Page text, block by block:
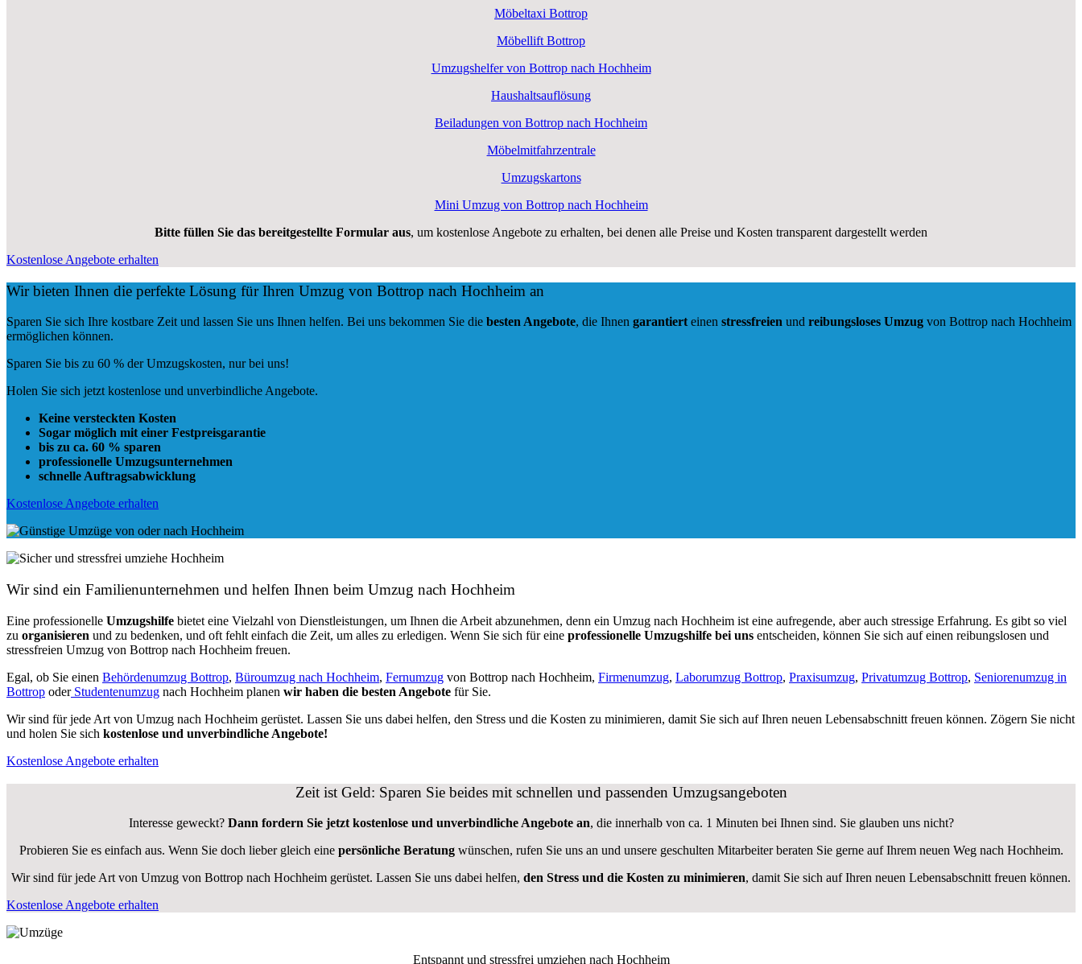
Möbeltaxi Bottrop
Möbellift Bottrop
Umzugshelfer von Bottrop nach Hochheim
Haushaltsauflösung
Beiladungen von Bottrop nach Hochheim
Möbelmitfahrzentrale
Umzugskartons
Mini Umzug von Bottrop nach Hochheim
Bitte füllen Sie das bereitgestellte Formular aus, um kostenlose Angebote zu erhalten, bei denen alle Preise und Kosten transparent dargestellt werden
Kostenlose Angebote erhalten
Wir bieten Ihnen die perfekte Lösung für Ihren Umzug von Bottrop nach Hochheim an
Sparen Sie sich Ihre kostbare Zeit und lassen Sie uns Ihnen helfen. Bei uns bekommen Sie die besten Angebote, die Ihnen garantiert einen stressfreien und reibungsloses Umzug von Bottrop nach Hochheim
ermöglichen können.
Sparen Sie bis zu 60 % der Umzugskosten, nur bei uns!
Holen Sie sich jetzt kostenlose und unverbindliche Angebote.
Keine versteckten Kosten
Sogar möglich mit einer Festpreisgarantie
bis zu ca. 60 % sparen
professionelle Umzugsunternehmen
schnelle Auftragsabwicklung
Kostenlose Angebote erhalten
Wir sind ein Familienunternehmen und helfen Ihnen beim Umzug nach Hochheim
Eine professionelle Umzugshilfe bietet eine Vielzahl von Dienstleistungen, um Ihnen die Arbeit abzunehmen, denn ein Umzug nach Hochheim ist eine aufregende, aber auch stressige Erfahrung. Es gibt so viel
zu organisieren und zu bedenken, und oft fehlt einfach die Zeit, um alles zu erledigen. Wenn Sie sich für eine professionelle Umzugshilfe bei uns entscheiden, können Sie sich auf einen reibungslosen und
stressfreien Umzug von Bottrop nach Hochheim freuen.
Egal, ob Sie einen Behördenumzug Bottrop, Büroumzug nach Hochheim, Fernumzug von Bottrop nach Hochheim, Firmenumzug, Laborumzug Bottrop, Praxisumzug, Privatumzug Bottrop, Seniorenumzug in
Bottrop oderStudentenumzug nach Hochheim planen wir haben die besten Angebote für Sie.
Wir sind für jede Art von Umzug nach Hochheim gerüstet. Lassen Sie uns dabei helfen, den Stress und die Kosten zu minimieren, damit Sie sich auf Ihren neuen Lebensabschnitt freuen können. Zögern Sie nicht
und holen Sie sich kostenlose und unverbindliche Angebote!
Kostenlose Angebote erhalten
Zeit ist Geld: Sparen Sie beides mit schnellen und passenden Umzugsangeboten
Interesse geweckt? Dann fordern Sie jetzt kostenlose und unverbindliche Angebote an, die innerhalb von ca. 1 Minuten bei Ihnen sind. Sie glauben uns nicht?
Probieren Sie es einfach aus. Wenn Sie doch lieber gleich eine persönliche Beratungwünschen, rufen Sie uns an und unsere geschulten Mitarbeiter beraten Sie gerne auf Ihrem neuen Weg nach Hochheim.
Wir sind für jede Art von Umzug von Bottrop nach Hochheim gerüstet. Lassen Sie uns dabei helfen, den Stress und die Kosten zu minimieren, damit Sie sich auf Ihren neuen Lebensabschnitt freuen können.
Kostenlose Angebote erhalten
Entspannt und stressfrei umziehen nach Hochheim